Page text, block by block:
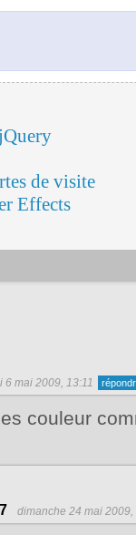
de visite
Effects
6 mai 2009, 13:11
couleur
dimanche 24 mai 2009,